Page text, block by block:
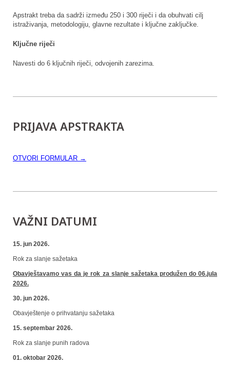
Apstrakt treba da sadrži između 250 i 300 riječi i da obuhvati cilj
istraživanja, metodologiju, glavne rezultate i ključne zaključke.
Ključne riječi
Navesti do 6 ključnih riječi, odvojenih zarezima.
PRIJAVA APSTRAKTA
OTVORI FORMULAR →
VAŽNI DATUMI
15. jun 2026.
Rok za slanje sažetaka
Obavještavamo vas da je rok za slanje sažetaka produžen do 06.jula
2026.
30. jun 2026.
Obavještenje o prihvatanju sažetaka
15. septembar 2026.
Rok za slanje punih radova
01. oktobar 2026.